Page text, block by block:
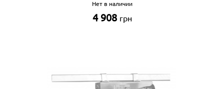
Нет в наличии
4 908 грн